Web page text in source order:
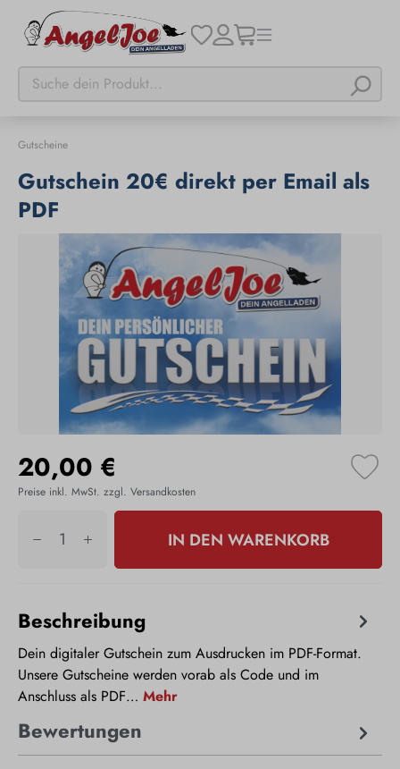
Gutscheine
Gutschein 20€ direkt per Email als
PDF
20,00 €
Preise inkl. MwSt. zzgl. Versandkosten
IN DEN WARENKORB
Beschreibung
Dein digitaler Gutschein zum Ausdrucken im PDF-Format.
Unsere Gutscheine werden vorab als Code und im
Anschluss als PDF… Mehr
Bewertungen